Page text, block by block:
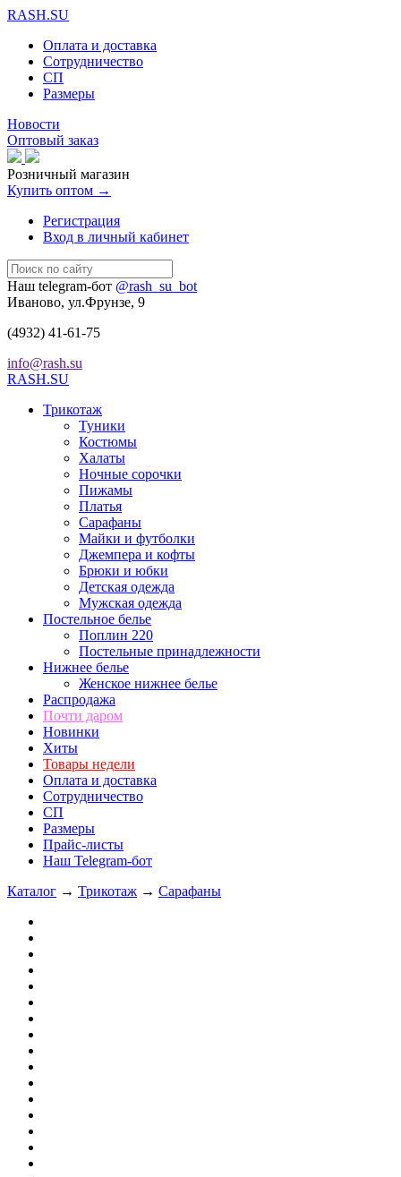
RASH.SU
Оплата и доставка
Сотрудничество
СП
Размеры
Новости
Оптовый заказ
Розничный магазин
Купить оптом →
Регистрация
Вход в личный кабинет
Наш telegram-бот @rash_su_bot
Иваново, ул.Фрунзе, 9
(4932) 41-61-75
info@rash.su
RASH.SU
Трикотаж
Туники
Костюмы
Халаты
Ночные сорочки
Пижамы
Платья
Сарафаны
Майки и футболки
Джемпера и кофты
Брюки и юбки
Детская одежда
Мужская одежда
Постельное белье
Поплин 220
Постельные принадлежности
Нижнее белье
Женское нижнее белье
Распродажа
Почти даром
Новинки
Хиты
Товары недели
Оплата и доставка
Сотрудничество
СП
Размеры
Прайс-листы
Наш Telegram-бот
Каталог → Трикотаж → Сарафаны